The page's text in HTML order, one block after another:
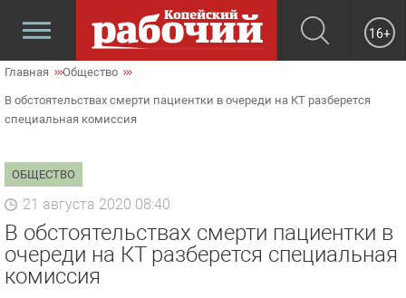
16+
Главная Общество
В обстоятельствах смерти пациентки в очереди на КТ разберется
специальная комиссия
ОБЩЕСТВО
21 августа 2020 08:40
В обстоятельствах смерти пациентки в
очереди на КТ разберется специальная
комиссия